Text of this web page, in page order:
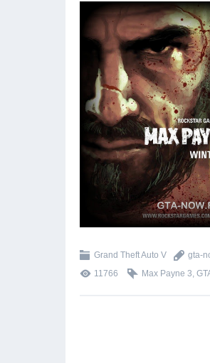
Grand Theft Auto V gta-
11766
Max Payne 3,